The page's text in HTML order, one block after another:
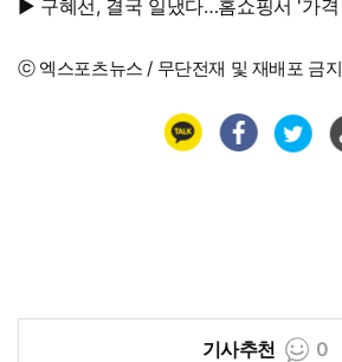
▶ 구혜선, 결국 일냈다…홈쇼핑서 '가격 논란' 헤어롤 대박,
ⓒ 엑스포츠뉴스 / 무단전재 및 재배포 금지
기사추천 0